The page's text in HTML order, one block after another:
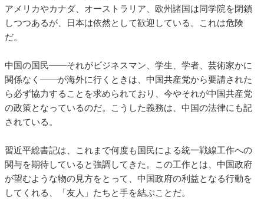
アメリカやカナダ、オーストラリア、欧州諸国は同学院を閉鎖
しつつあるが、日本は依然として歓迎している。これは危険
だ。
中国の国民――それがビジネスマン、学生、学者、芸術家かに
関係なく――が海外に行くときは、中国共産党から要請された
ら必ず協力することを求められており、今やそれが中国共産党
の政策となっているのだ。こうした義務は、中国の法律にも記
されている。
習近平総書記は、これまで何度も国民による統一戦線工作への
関与を期待していると強調してきた。この工作とは、中国政府
が望むような物の見方をとって、中国政府の利益となる行動を
してくれる、「友人」たちと手を結ぶことだ。